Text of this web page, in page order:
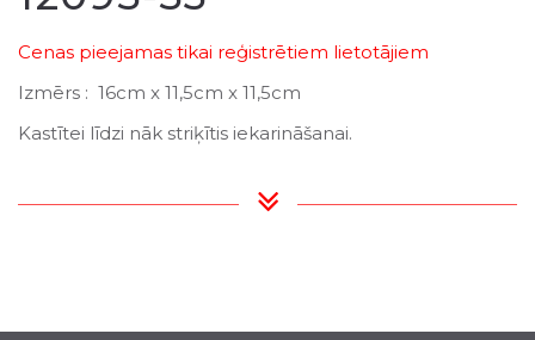
Cenas pieejamas tikai reģistrētiem lietotājiem
Izmērs : 16cm x 11,5cm x 11,5cm
Kastītei līdzi nāk striķītis iekarināšanai.